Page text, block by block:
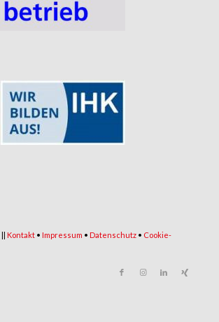
|| Kontakt• Impressum • Datenschutz• Cookie-